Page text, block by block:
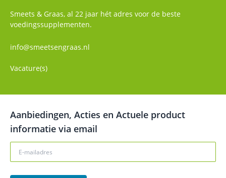
Smeets & Graas, al 22 jaar hét adres voor de beste
voedingssupplementen.
info@smeetsengraas.nl
Vacature(s)
Aanbiedingen, Acties en Actuele product
informatie via email